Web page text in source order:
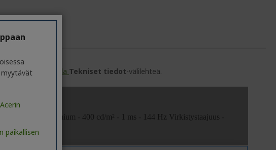
napsauttamalla Tekniset tiedot-välilehteä.
myytävät
paikallisen